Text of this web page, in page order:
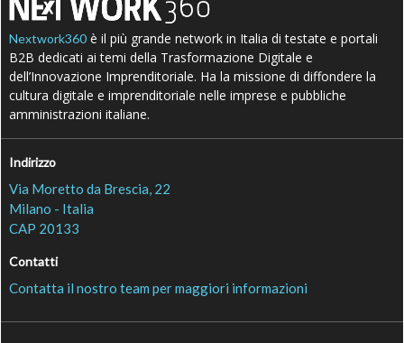
Nextwork360 è il più grande network in Italia di testate e portali
B2B dedicati ai temi della Trasformazione Digitale e
dell’Innovazione Imprenditoriale. Ha la missione di diffondere la
cultura digitale e imprenditoriale nelle imprese e pubbliche
amministrazioni italiane.
Indirizzo
Via Moretto da Brescia, 22
Milano - Italia
CAP 20133
Contatti
Contatta il nostro team per maggiori informazioni